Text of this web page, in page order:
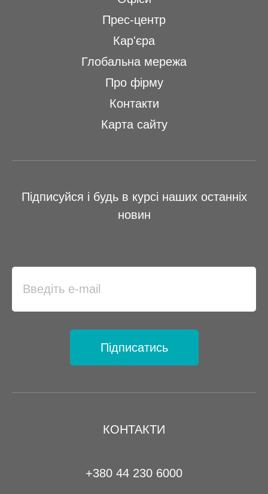
КОНТАКТИ
+380 44 230 6000
Прес-центр
Кар'єра
Глобальна мережа
Про фірму
Контакти
Карта сайту
Підписуйся і будь в курсі наших останніх
новин
Підписатись